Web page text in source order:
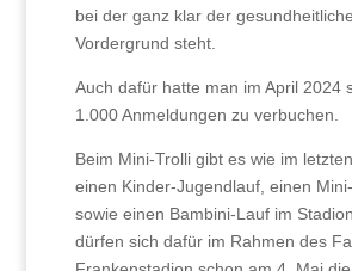
bei der ganz klar der
Vordergrund steht.
Auch dafür hatte man im April 2024
1.000 Anmeldungen zu verbuchen.
Beim Mini-Trolli gibt es wie im
einen Kinder-Jugendlauf, einen
sowie einen Bambini-Lauf im
dürfen sich dafür im Rahmen des